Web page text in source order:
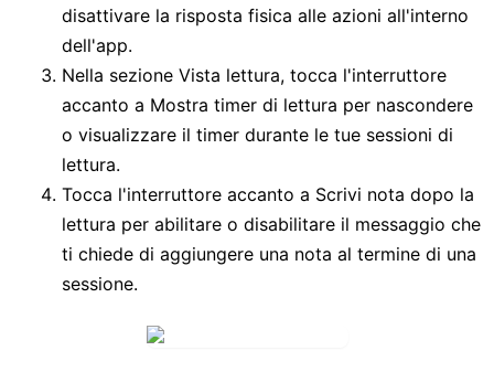
disattivare la risposta fisica alle azioni all'interno
dell'app.
Nella sezione Vista lettura, tocca l'interruttore
accanto a Mostra timer di lettura per nascondere
o visualizzare il timer durante le tue sessioni di
lettura.
Tocca l'interruttore accanto a Scrivi nota dopo la
lettura per abilitare o disabilitare il messaggio che
ti chiede di aggiungere una nota al termine di una
sessione.